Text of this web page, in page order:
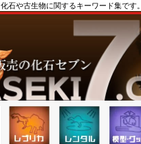
石や古生物に関するキーワード集です。